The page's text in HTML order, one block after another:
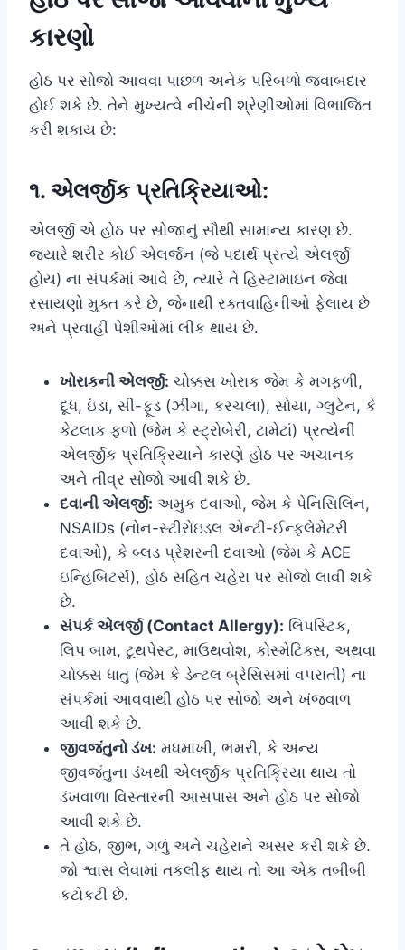
કારણો
હોઠ પર સોજો આવવા પાછળ અનેક પરિબળો જવાબદાર
હોઈ શકે છે. તેને મુખ્યત્વે નીચેની શ્રેણીઓમાં વિભાજિત
કરી શકાય છે:
૧. એલર્જીક પ્રતિક્રિયાઓ:
એલર્જી એ હોઠ પર સોજાનું સૌથી સામાન્ય કારણ છે.
જ્યારે શરીર કોઈ એલર્જન (જે પદાર્થ પ્રત્યે એલર્જી
હોય) ના સંપર્કમાં આવે છે, ત્યારે તે હિસ્ટામાઇન જેવા
રસાયણો મુક્ત કરે છે, જેનાથી રક્તવાહિનીઓ ફેલાય છે
અને પ્રવાહી પેશીઓમાં લીક થાય છે.
ખોરાકની એલર્જી: ચોક્કસ ખોરાક જેમ કે મગફળી,
દૂધ, ઇંડા, સી-ફૂડ (ઝીંગા, કરચલા), સોયા, ગ્લુટેન, કે
કેટલાક ફળો (જેમ કે સ્ટ્રોબેરી, ટામેટાં) પ્રત્યેની
એલર્જીક પ્રતિક્રિયાને કારણે હોઠ પર અચાનક
અને તીવ્ર સોજો આવી શકે છે.
દવાની એલર્જી: અમુક દવાઓ, જેમ કે પેનિસિલિન,
NSAIDs (નોન-સ્ટીરોઇડલ એન્ટી-ઈન્ફ્લેમેટરી
દવાઓ), કે બ્લડ પ્રેશરની દવાઓ (જેમ કે ACE
ઇન્હિબિટર્સ), હોઠ સહિત ચહેરા પર સોજો લાવી શકે
છે.
સંપર્ક એલર્જી (Contact Allergy): લિપસ્ટિક,
લિપ બામ, ટૂથપેસ્ટ, માઉથવોશ, કોસ્મેટિક્સ, અથવા
ચોક્કસ ધાતુ (જેમ કે ડેન્ટલ બ્રેસિસમાં વપરાતી) ના
સંપર્કમાં આવવાથી હોઠ પર સોજો અને ખંજવાળ
આવી શકે છે.
જીવજંતુનો ડંખ: મધમાખી, ભમરી, કે અન્ય
જીવજંતુના ડંખથી એલર્જીક પ્રતિક્રિયા થાય તો
ડંખવાળા વિસ્તારની આસપાસ અને હોઠ પર સોજો
આવી શકે છે.
તે હોઠ, જીભ, ગળું અને ચહેરાને અસર કરી શકે છે.
જો શ્વાસ લેવામાં તકલીફ થાય તો આ એક તબીબી
કટોકટી છે.